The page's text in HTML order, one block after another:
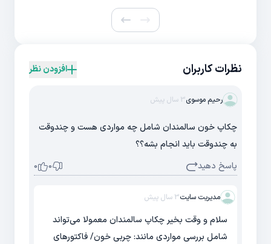
نظرات کاربران افزودن نظر
رحیم موسوی3 سال پیش
چکاپ خون سالمندان شامل چه مواردی هست و چندوقت
به چندوقت باید انجام بشه؟؟
پاسخ دهید
0
0
مدیریت سایت3 سال پیش
سلام و وقت بخیر چکاپ سالمندان معمولا می‌تواند
شامل بررسی مواردی مانند: چربی خون/ فاکتورهای